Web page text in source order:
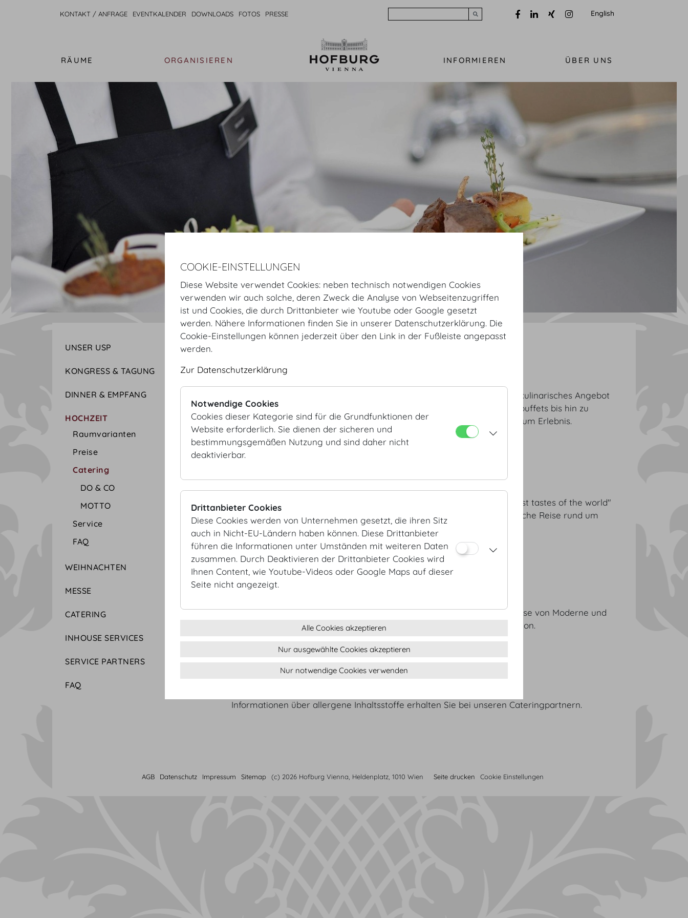
KONTAKT / ANFRAGE EVENTKALENDER DOWNLOADS FOTOS PRESSE English
RÄUME ORGANISIEREN INFORMIEREN ÜBER UNS
UNSER USP
KONGRESS & TAGUNG
DINNER & EMPFANG
HOCHZEIT
Raumvarianten
Preise
Catering
DO & CO
MOTTO
Service
FAQ
WEIHNACHTEN
MESSE
CATERING
INHOUSE SERVICES
SERVICE PARTNERS
FAQ
Catering der höchsten Ansprüche
Genießen Sie das Leben bei feiner gastronomischer Betreuung. Unser kulinarisches Angebot
reicht von festlichen Gala-Dinners über Business Lunches und Themenbuffets bis hin zu
Kaffeepausen. Unsere Exklusiv-Cateringpartner machen jeden Anlass zum Erlebnis.
Partner in Excellence
DO & CO repräsentiert "the best tastes of the world"
und führt Sie auf eine kulinarische Reise rund um
die Welt.
zum Catering Partner
Das ist die einzigartige Symbiose von Moderne und
Klassik, von Zukunft und Tradition.
Informationen über allergene Inhaltsstoffe erhalten Sie bei unseren Cateringpartnern.
AGB Datenschutz Impressum Sitemap (c) 2026 Hofburg Vienna, Heldenplatz, 1010 Wien Seite drucken Cookie Einstellungen
COOKIE-EINSTELLUNGEN
Diese Website verwendet Cookies: neben technisch notwendigen Cookies
verwenden wir auch solche, deren Zweck die Analyse von Webseitenzugriffen
ist und Cookies, die durch Drittanbieter wie Youtube oder Google gesetzt
werden. Nähere Informationen finden Sie in unserer Datenschutzerklärung. Die
Cookie-Einstellungen können jederzeit über den Link in der Fußleiste angepasst
werden.
Zur Datenschutzerklärung
Notwendige Cookies
Cookies dieser Kategorie sind für die Grundfunktionen der
Website erforderlich. Sie dienen der sicheren und
bestimmungsgemäßen Nutzung und sind daher nicht
deaktivierbar.
Drittanbieter Cookies
Diese Cookies werden von Unternehmen gesetzt, die ihren Sitz
auch in Nicht-EU-Ländern haben können. Diese Drittanbieter
führen die Informationen unter Umständen mit weiteren Daten
zusammen. Durch Deaktivieren der Drittanbieter Cookies wird
Ihnen Content, wie Youtube-Videos oder Google Maps auf dieser
Seite nicht angezeigt.
Alle Cookies akzeptieren
Nur ausgewählte Cookies akzeptieren
Nur notwendige Cookies verwenden